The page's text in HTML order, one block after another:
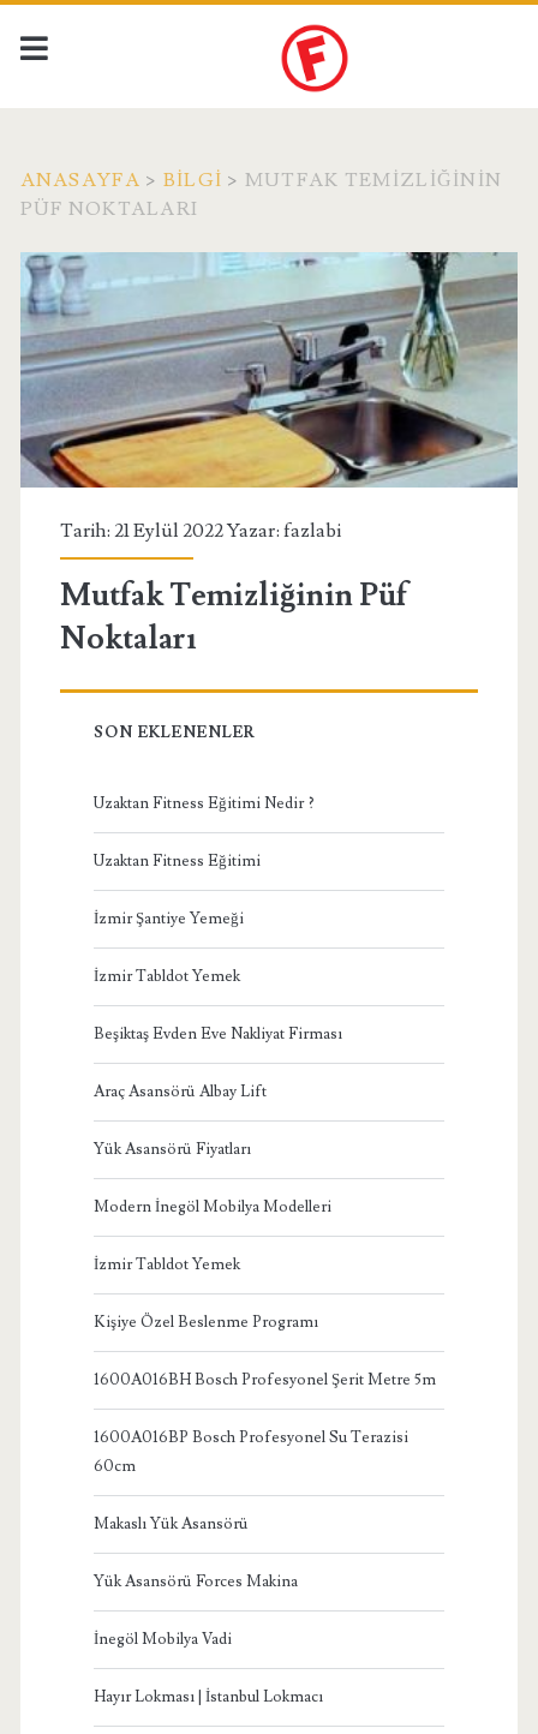
ANASAYFA > BILGI > MUTFAK TEMIZLIĞININ
PÜF NOKTALARI
Tarih: 21 Eylül 2022 Yazar: fazlabi
Mutfak Temizliğinin Püf
Noktaları
SON EKLENENLER
Uzaktan Fitness Eğitimi Nedir ?
Uzaktan Fitness Eğitimi
İzmir Şantiye Yemeği
İzmir Tabldot Yemek
Beşiktaş Evden Eve Nakliyat Firması
Araç Asansörü Albay Lift
Yük Asansörü Fiyatları
Modern İnegöl Mobilya Modelleri
İzmir Tabldot Yemek
Kişiye Özel Beslenme Programı
1600A016BH Bosch Profesyonel Şerit Metre 5m
1600A016BP Bosch Profesyonel Su Terazisi
60cm
Makaslı Yük Asansörü
Yük Asansörü Forces Makina
İnegöl Mobilya Vadi
Hayır Lokması | İstanbul Lokmacı